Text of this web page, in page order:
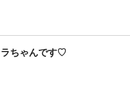
ラちゃんです♡